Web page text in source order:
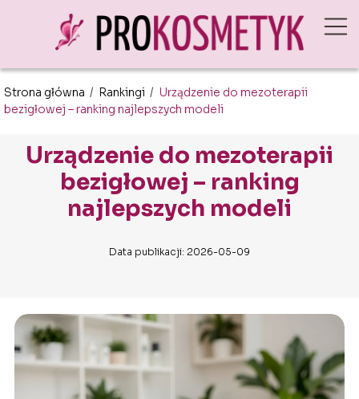
Strona główna / Rankingi / Urządzenie do mezoterapii
bezigłowej – ranking najlepszych modeli
Urządzenie do mezoterapii
bezigłowej – ranking
najlepszych modeli
Data publikacji: 2026-05-09